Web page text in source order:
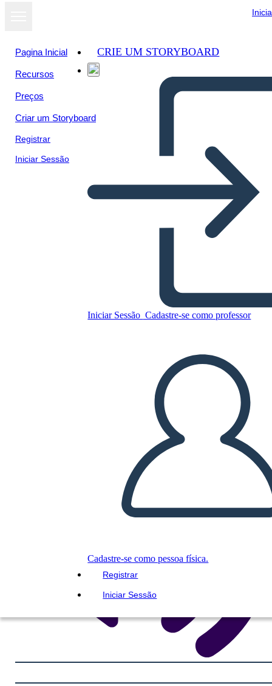
Pagina Inicial
Recursos
Preços
Criar um Storyboard
Registrar
Iniciar Sessão
CRIE UM STORYBOARD
Iniciar Sessão Cadastre-se como professor
Cadastre-se como pessoa física.
Registrar
Iniciar Sessão
CRIAR UM STORYBOARD
REPRODUZIR APRESENTAÇÃO DE SLIDES
LEIA PRA MIM